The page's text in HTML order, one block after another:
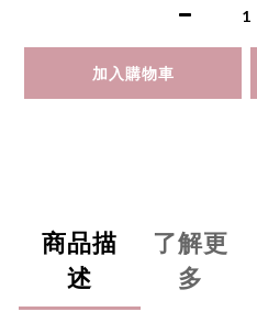
加入購物車
商品描
述
了解更
多